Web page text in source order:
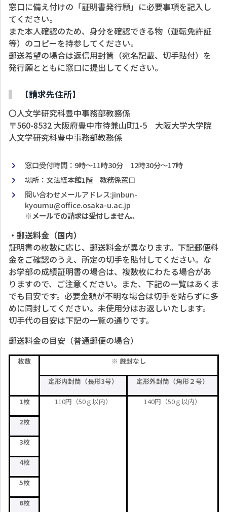
窓口に備え付けの「証明書発行願」に必要事項を記入し
てください。
また本人確認のため、身分を確認できる物（運転免許証
等）のコピーを持参してください。
郵送希望の場合は返信用封筒（宛名記載、切手貼付）を
発行願とともに窓口に提出してください。
【請求先住所】
〇人文学研究科豊中事務部教務係
〒560-8532 大阪府豊中市待兼山町1-5 大阪大学大学院
人文学研究科豊中事務部教務係
窓口受付時間：9時～11時30分 12時30分～17時
場所：文法経本館1階 教務係窓口
問い合わせメールアドレス:jinbun-
kyoumu@office.osaka-u.ac.jp
※メールでの請求は受付しません。
・郵送料金（国内）
証明書の枚数に応じ、郵送料金が異なります。下記郵便料
金をご確認のうえ、所定の切手を貼付してください。な
お学部の成績証明書の場合は、複数枚にわたる場合があ
りますので、ご注意ください。また、下記の一覧はあくま
でも目安です。必要金額が不明な場合は切手を貼らずに多
めに同封してください。未使用分はお返しいたします。
切手代の目安は下記の一覧の通りです。
郵送料金の目安（普通郵便の場合）
枚数 ※ 厳封なし
定形内封筒（長形3号） 定形外封筒（角形２号）
1枚 110円（50ｇ以内） 140円（50ｇ以内）
2枚
3枚
4枚
5枚
6枚